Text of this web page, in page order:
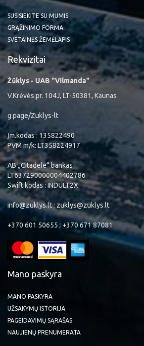
SUSISIEKITE SU MUMIS
GRĄŽINIMO FORMA
SVETAINĖS ŽEMĖLAPIS
Rekvizitai
Žūklys - UAB "Vilmanda"
V.Krėvės pr. 104J, LT-50381, Kaunas
g.page/Zuklys-lt
Įm.kodas : 135822490
PVM m/k: LT358224917
AB „Citadele“ bankas
LT637290000004402786
Swift kodas : INDULT2X
info@zuklys.lt ; zuklys@zuklys.lt
+370 601 50655 ; +370 671 87081
Mano paskyra
MANO PASKYRA
UŽSAKYMŲ ISTORIJA
PAGEIDAVIMŲ SĄRAŠAS
NAUJIENŲ PRENUMERATA